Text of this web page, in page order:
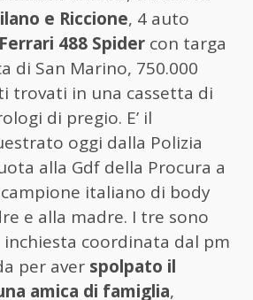
e Riccione, 4 auto
Ferrari 488 Spider con targa
di San Marino, 750.000
trovati in una cassetta di
di pregio. E’ il
oggi dalla Polizia
alla Gdf della Procura a
italiano di body
e alla madre. I tre sono
coordinata dal pm
per aver spolpato il
amica di famiglia,